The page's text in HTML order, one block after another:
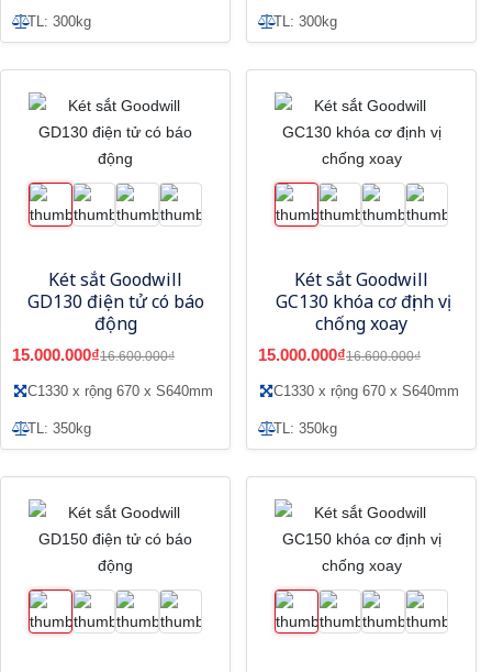
TL: 300kg TL: 300kg
Két sắt Goodwill
GD130 điện tử có báo
động
15.000.000₫16.600.000₫
C1330 x rộng 670 x S640mm
TL: 350kg
Két sắt Goodwill
GC130 khóa cơ định vị
chống xoay
15.000.000₫16.600.000₫
C1330 x rộng 670 x S640mm
TL: 350kg